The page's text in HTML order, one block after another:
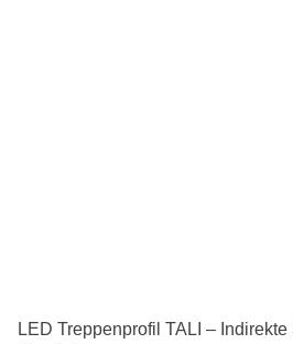
LED Treppenprofil TALI –